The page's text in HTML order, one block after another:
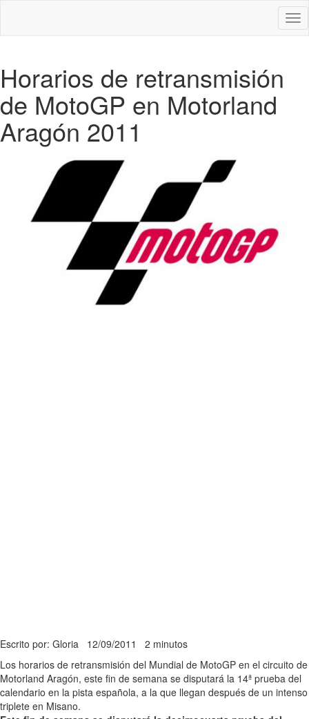
Horarios de retransmisión
de MotoGP en Motorland
Aragón 2011
Escrito por: Gloria 12/09/2011 2 minutos
Los horarios de retransmisión del Mundial de MotoGP en el circuito de
Motorland Aragón, este fin de semana se disputará la 14ª prueba del
calendario en la pista española, a la que llegan después de un intenso
triplete en Misano.